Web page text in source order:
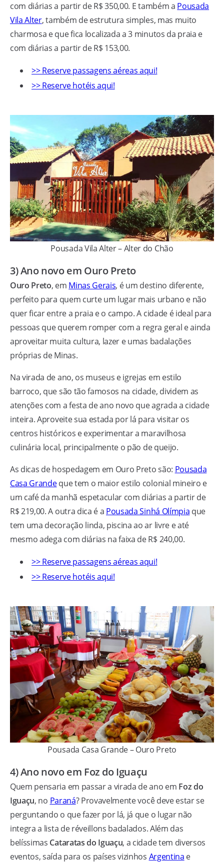
com diárias a partir de R$ 350,00. E também a Pousada
Vila Alter, também de estrutura simples, mas muito
charmosa e que fica localizada a 3 minutos da praia e
com diárias a partir de R$ 153,00.
>> Reserve passagens aéreas aqui!
>> Reserve hotéis aqui!
Pousada Vila Alter – Alter do Chão
3) Ano novo em Ouro Preto
Ouro Preto, em Minas Gerais, é um destino diferente,
perfeito para quem curte um lugar mais urbano e não
quer ficar entre a praia e o campo. A cidade é ideal para
pessoas que querem romper com a regra geral e ainda
aproveitar muita cultura, lazer e umas badalações
próprias de Minas.
Na virada de ano, os museus e igrejas em estilo
barroco, que são tão famosos na cidade, dividem as
atenções com a festa de ano novo que agrada a cidade
inteira. Aproveite sua estada por lá para visitar os
centros históricos e experimentar a maravilhosa
culinária local, principalmente o pão de queijo.
As dicas de hospedagem em Ouro Preto são: Pousada
Casa Grandeque tem o maior estilo colonial mineiro e
um café da manhã espetacular com diárias a partir de
R$ 219,00. A outra dica é a Pousada Sinhá Olímpia que
tem uma decoração linda, piscina ao ar livre e até
mesmo adega com diárias na faixa de R$ 240,00.
>> Reserve passagens aéreas aqui!
>> Reserve hotéis aqui!
Pousada Casa Grande – Ouro Preto
4) Ano novo em Foz do Iguaçu
Quem pensaria em passar a virada de ano em Foz do
Iguaçu, no Paraná? Provavelmente você deve estar se
perguntando o que fazer por lá, já que o lugar não
integra a lista de réveillons badalados. Além das
belíssimas Cataratas do Iguaçu, a cidade tem diversos
eventos, saída para os países vizinhos Argentina e